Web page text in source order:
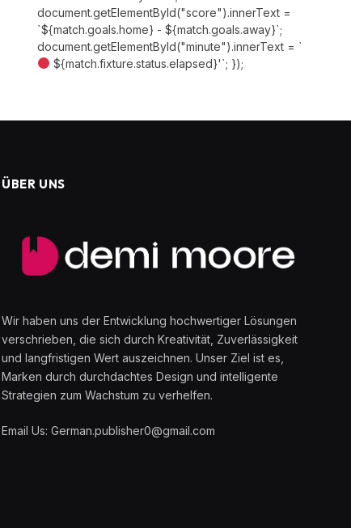
document.getElementById("score").innerText =
`${match.goals.home} - ${match.goals.away}`;
document.getElementById("minute").innerText = `
${match.fixture.status.elapsed}'`; });
ÜBER UNS
Wir haben uns der Entwicklung hochwertiger Lösungen
verschrieben, die sich durch Kreativität, Zuverlässigkeit
und langfristigen Wert auszeichnen. Unser Ziel ist es,
Marken durch durchdachtes Design und intelligente
Strategien zum Wachstum zu verhelfen.
Email Us: German.publisher0@gmail.com